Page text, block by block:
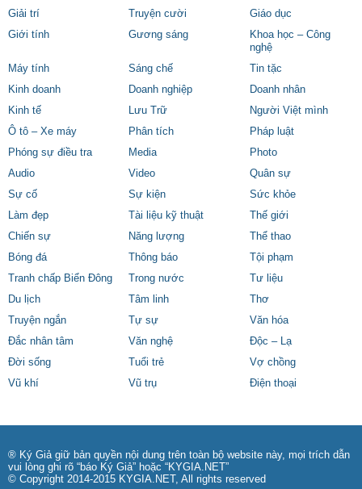
Giải trí
Truyện cười
Giáo dục
Giới tính
Gương sáng
Khoa học – Công
nghệ
Máy tính
Sáng chế
Tin tặc
Kinh doanh
Doanh nghiệp
Doanh nhân
Kinh tế
Lưu Trữ
Người Việt mình
Ô tô – Xe máy
Phân tích
Pháp luật
Phóng sự điều tra
Media
Photo
Audio
Video
Quân sự
Sự cố
Sự kiện
Sức khỏe
Làm đẹp
Tài liệu kỹ thuật
Thế giới
Chiến sự
Năng lượng
Thể thao
Bóng đá
Thông báo
Tội phạm
Tranh chấp Biển Đông
Trong nước
Tư liệu
Du lịch
Tâm linh
Thơ
Truyện ngắn
Tự sự
Văn hóa
Đắc nhân tâm
Văn nghệ
Độc – Lạ
Đời sống
Tuổi trẻ
Vợ chồng
Vũ khí
Vũ trụ Điện thoại
® Ký Giả giữ bản quyền nội dung trên toàn bộ website này, mọi trích dẫn
vui lòng ghi rõ “báo Ký Giả” hoặc “KYGIA.NET”
© Copyright 2014-2015 KYGIA.NET, All rights reserved